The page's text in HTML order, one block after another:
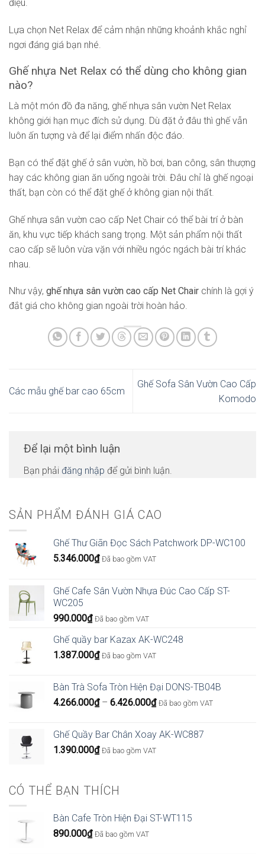
SẢN PHẨM ĐÁNH GIÁ CAO
Ghế Thư Giãn Đọc Sách Patchwork DP-WC100
5.346.000₫ Đã bao gồm VAT
Ghế Cafe Sân Vườn Nhựa Đúc Cao Cấp ST-
WC205
990.000₫ Đã bao gồm VAT
Ghế quầy bar Kazax AK-WC248
1.387.000₫ Đã bao gồm VAT
Bàn Trà Sofa Tròn Hiện Đại DONS-TB04B
4.266.000₫ – 6.426.000₫Khoảng
4.266.000₫
đến
Đã bao gồm VAT
Ghế Quầy Bar Chân Xoay AK-WC887
1.390.000₫ Đã bao gồm VAT
CÓ THỂ BẠN THÍCH
Bàn Cafe Tròn Hiện Đại ST-WT115
890.000₫ Đã bao gồm VAT
điệu.
Lựa chọn Net Relax để cảm nhận những khoảnh khắc nghỉ
ngơi đáng giá bạn nhé.
Ghế nhựa Net Relax có thể dùng cho không gian
nào?
Là một món đồ đa năng, ghế nhựa sân vườn Net Relax
không giới hạn mục đích sử dụng. Dù đặt ở đâu thì ghế vẫn
luôn ấn tượng và để lại điểm nhấn độc đáo.
Bạn có thể đặt ghế ở sân vườn, hồ bơi, ban công, sân thượng
hay các không gian ăn uống ngoài trời. Đâu chỉ là ghế ngoại
thất, bạn còn có thể đặt ghế ở không gian nội thất.
Ghế nhựa sân vườn cao cấp Net Chair có thể bài trí ở bàn
ăn, khu vực tiếp khách sang trọng. Một sản phẩm nội thất
cao cấp sẽ luôn vừa vặn với nhiều ngóc ngách bài trí khác
nhau.
Như vậy, ghế nhựa sân vườn cao cấp Net Chair chính là gợi ý
đắt giá cho không gian ngoài trời hoàn hảo.
Các mẫu ghế bar cao 65cm
Ghế Sofa Sân Vườn Cao Cấp
Komodo
Để lại một bình luận
Bạn phải đăng nhập để gửi bình luận.